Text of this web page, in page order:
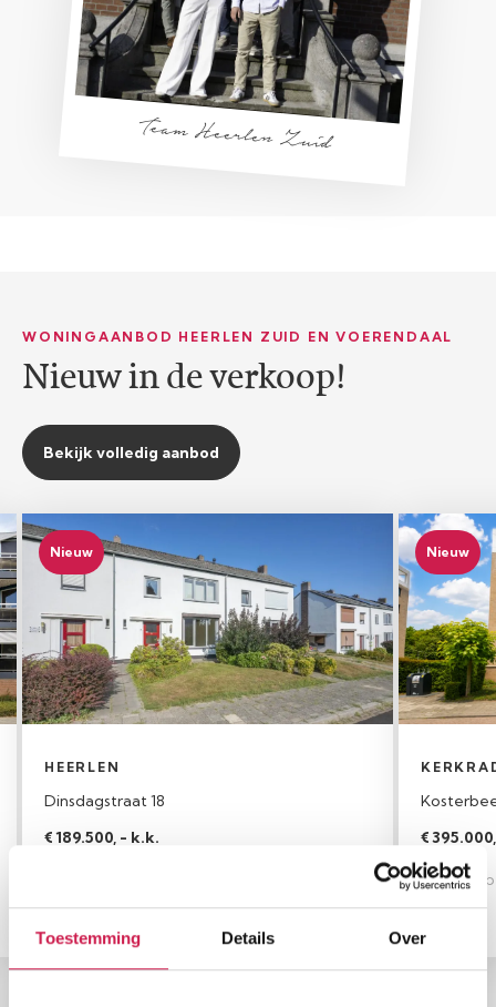
Toestemming Details Over
Team Heerlen Zuid
WONINGAANBOD HEERLEN ZUID EN VOERENDAAL
Nieuw in de verkoop!
Bekijk volledig aanbod
Nieuw
HEERLEN
Dinsdagstraat 18
€ 189.500, - k.k.
76 m²
140 m²
3
Nieuw
€
112 m²